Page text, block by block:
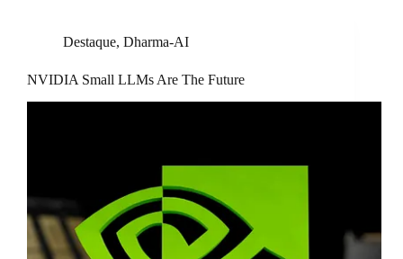
Destaque, Dharma-AI
NVIDIA Small LLMs Are The Future